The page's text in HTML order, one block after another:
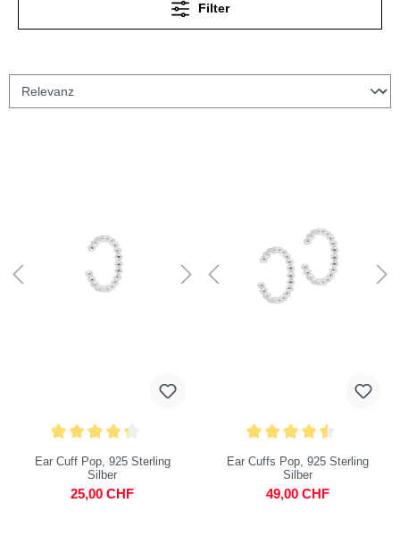
Filter
Ear Cuff Pop, 925 Sterling
Silber
25,00 CHF
Ear Cuffs Pop, 925 Sterling
Silber
49,00 CHF